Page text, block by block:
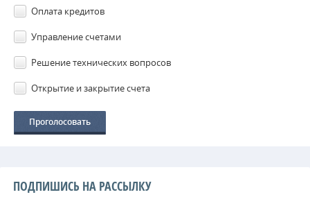
Оплата кредитов
Управление счетами
Решение технических вопросов
Открытие и закрытие счета
ПОДПИШИСЬ НА РАССЫЛКУ